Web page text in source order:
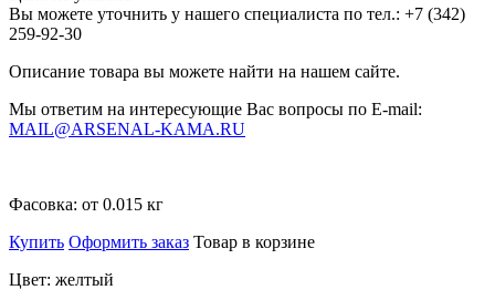
Вы можете уточнить у нашего специалиста по тел.: +7 (342)
259-92-30
Описание товара вы можете найти на нашем сайте.
Мы ответим на интересующие Вас вопросы по E-mail:
MAIL@ARSENAL-KAMA.RU
Фасовка: от 0.015 кг
Купить Оформить заказ Товар в корзине
Цвет: желтый